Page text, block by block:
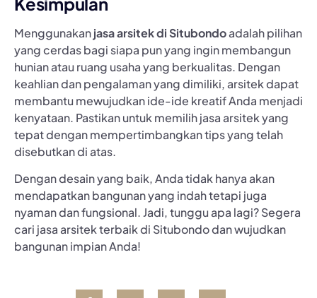
Menggunakanjasa arsitek di Situbondoadalah pilihan
yang cerdas bagi siapa pun yang ingin membangun
hunian atau ruang usaha yang berkualitas. Dengan
keahlian dan pengalaman yang dimiliki, arsitek dapat
membantu mewujudkan ide-ide kreatif Anda menjadi
kenyataan. Pastikan untuk memilih jasa arsitek yang
tepat dengan mempertimbangkan tips yang telah
disebutkan di atas.
Dengan desain yang baik, Anda tidak hanya akan
mendapatkan bangunan yang indah tetapi juga
nyaman dan fungsional. Jadi, tunggu apa lagi? Segera
cari jasa arsitek terbaik di Situbondo dan wujudkan
bangunan impian Anda!